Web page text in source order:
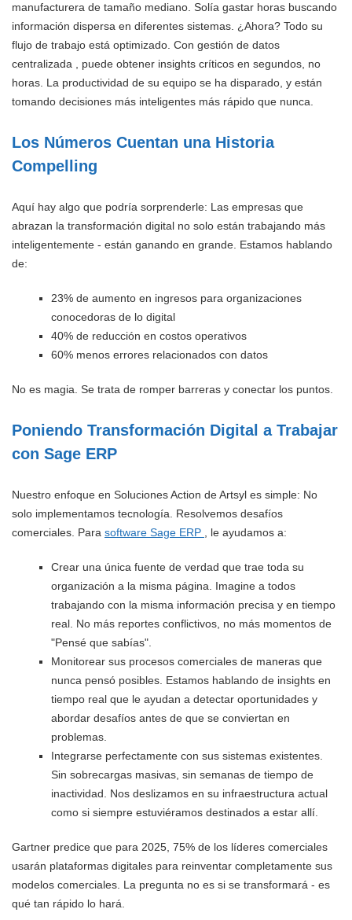
manufacturera de tamaño mediano. Solía gastar horas buscando
información dispersa en diferentes sistemas. ¿Ahora? Todo su
flujo de trabajo está optimizado. Con gestión de datos
centralizada , puede obtener insights críticos en segundos, no
horas. La productividad de su equipo se ha disparado, y están
tomando decisiones más inteligentes más rápido que nunca.
Los Números Cuentan una Historia
Compelling
Aquí hay algo que podría sorprenderle: Las empresas que
abrazan la transformación digital no solo están trabajando más
inteligentemente - están ganando en grande. Estamos hablando
de:
23% de aumento en ingresos para organizaciones
conocedoras de lo digital
40% de reducción en costos operativos
60% menos errores relacionados con datos
No es magia. Se trata de romper barreras y conectar los puntos.
Poniendo Transformación Digital a Trabajar
con Sage ERP
Nuestro enfoque en Soluciones Action de Artsyl es simple: No
solo implementamos tecnología. Resolvemos desafíos
comerciales. Para software Sage ERP , le ayudamos a:
Crear una única fuente de verdad que trae toda su
organización a la misma página. Imagine a todos
trabajando con la misma información precisa y en tiempo
real. No más reportes conflictivos, no más momentos de
"Pensé que sabías".
Monitorear sus procesos comerciales de maneras que
nunca pensó posibles. Estamos hablando de insights en
tiempo real que le ayudan a detectar oportunidades y
abordar desafíos antes de que se conviertan en
problemas.
Integrarse perfectamente con sus sistemas existentes.
Sin sobrecargas masivas, sin semanas de tiempo de
inactividad. Nos deslizamos en su infraestructura actual
como si siempre estuviéramos destinados a estar allí.
Gartner predice que para 2025, 75% de los líderes comerciales
usarán plataformas digitales para reinventar completamente sus
modelos comerciales. La pregunta no es si se transformará - es
qué tan rápido lo hará.